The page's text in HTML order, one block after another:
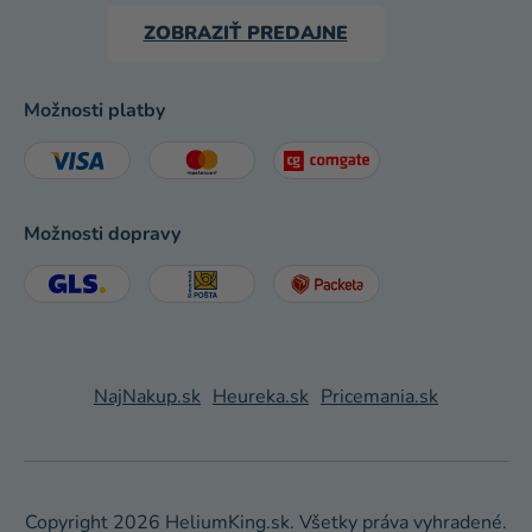
ZOBRAZIŤ PREDAJNE
Možnosti platby
Možnosti dopravy
NajNakup.sk Heureka.sk Pricemania.sk
Copyright 2026 HeliumKing.sk. Všetky práva vyhradené.